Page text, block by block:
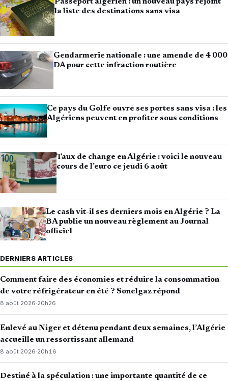
Passeport algérien : un nouveau pays rejoint
la liste des destinations sans visa
Gendarmerie nationale : une amende de 4 000
DA pour cette infraction routière
Ce pays du Golfe ouvre ses portes sans visa : les
Algériens peuvent en profiter sous conditions
Taux de change en Algérie : voici le nouveau
cours de l’euro ce jeudi 6 août
Le cash vit-il ses derniers mois en Algérie ? La
BA publie un nouveau règlement au Journal
officiel
DERNIERS ARTICLES
Comment faire des économies et réduire la consommation
de votre réfrigérateur en été ? Sonelgaz répond
8 août 2026·20h26
Enlevé au Niger et détenu pendant deux semaines, l’Algérie
accueille un ressortissant allemand
8 août 2026·20h16
Destiné à la spéculation : une importante quantité de ce